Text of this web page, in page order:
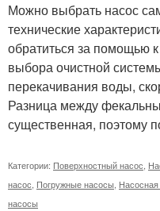
Можно выбрать насос
технические
обратиться за помощью
выбора очистной
перекачивания воды,
Разница между
существенная, поэтому
Категории: Поверхностный насос,
насос, Погружные насосы,
насосы